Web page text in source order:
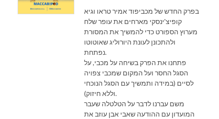
בפרק החדש של מכביפוד אמיר טראו וגיא
קופיצ'ינסקי מארחים את עופר שלח
מערוץ הספורט כדי להמשיך את המסורת
ולהתכונן לעונת היורוליג שאוטוטו
נפתחת.
פתחנו את הפרק בשיחה על מכבי, על
הסגל החסר ועל המקום שמכבי צפויה
לסיים (במידה ותמשיך עם הסגל הנוכחי
וללא חיזוק).
משם עברנו לדבר על הטלטלה שעבר
המועדון עם ההודעה שאבי אבן עוזב את